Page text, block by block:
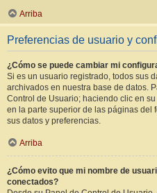
Arriba
Preferencias de usuario y
¿Cómo se puede cambiar mi
Si es un usuario registrado, todos sus
archivados en nuestra base de datos.
Control de Usuario; haciendo clic en
en la parte superior de las páginas del
sus datos y preferencias.
Arriba
¿Cómo evito que mi nombre de
conectados?